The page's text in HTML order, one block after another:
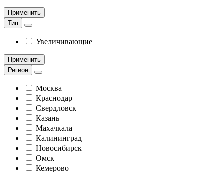
Применить
Тип
Увеличивающие
Применить
Регион
Москва
Краснодар
Свердловск
Казань
Махачкала
Калининград
Новосибирск
Омск
Кемерово